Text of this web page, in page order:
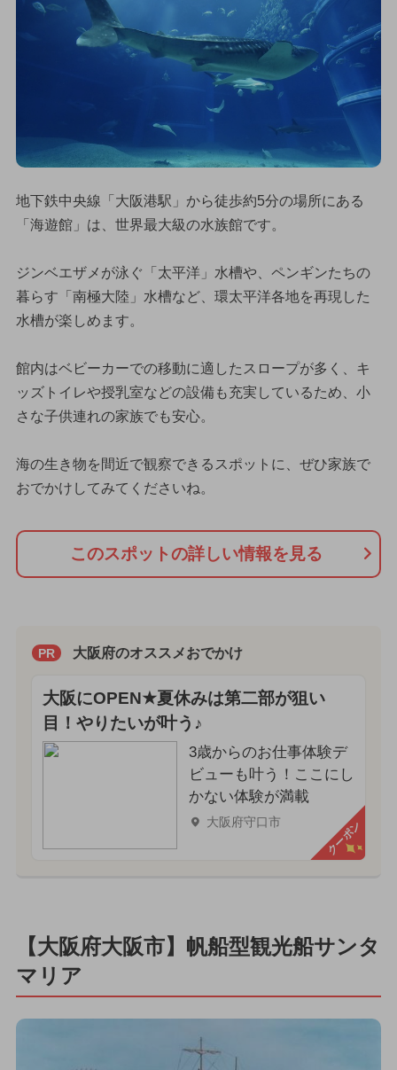
地下鉄中央線「大阪港駅」から徒歩約5分の場所にある
「海遊館」は、世界最大級の水族館です。
ジンベエザメが泳ぐ「太平洋」水槽や、ペンギンたちの
暮らす「南極大陸」水槽など、環太平洋各地を再現した
水槽が楽しめます。
館内はベビーカーでの移動に適したスロープが多く、キ
ッズトイレや授乳室などの設備も充実しているため、小
さな子供連れの家族でも安心。
海の生き物を間近で観察できるスポットに、ぜひ家族で
おでかけしてみてくださいね。
このスポットの詳しい情報を見る
PR 大阪府のオススメおでかけ
大阪にOPEN★夏休みは第二部が狙い
目！やりたいが叶う♪
3歳からのお仕事体験デ
ビューも叶う！ここにし
かない体験が満載
大阪府守口市 クーポン
【大阪府大阪市】帆船型観光船サンタ
マリア